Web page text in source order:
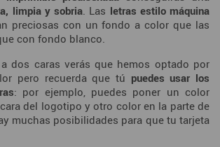
limpia y sobria . Las letras estilo máquina
preciosas con un fondo a color que las
con fondo blanco.
dos caras verás que hemos optado por
pero recuerda que tú puedes usar los
: por ejemplo, puedes poner un color
del logotipo y otro color en la parte de
muchas posibilidades para que tu tarjeta